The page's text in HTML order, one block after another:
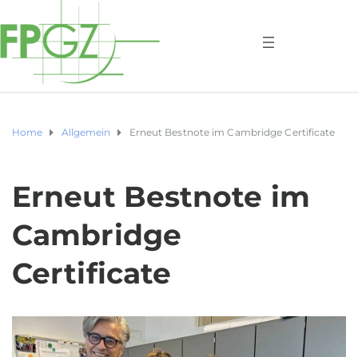
Home Allgemein Erneut Bestnote im Cambridge Certificate
Erneut Bestnote im
Cambridge
Certificate